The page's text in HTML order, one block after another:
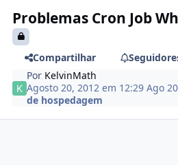
Problemas Cron Job
Compartilhar
Por KelvinMath
Agosto 20, 2012 em 12:29Ago
de hospedagem